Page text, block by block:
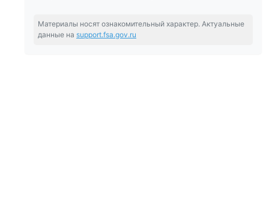
Материалы носят ознакомительный характер. Актуальные
данные на support.fsa.gov.ru